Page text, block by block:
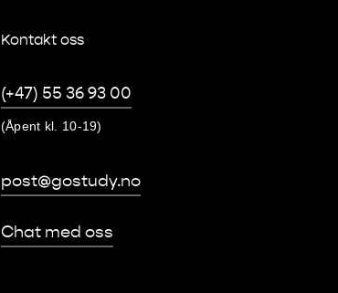
Kontakt oss
(+47) 55 36 93 00
(Åpent kl. 10-19)
post@gostudy.no
Chat med oss